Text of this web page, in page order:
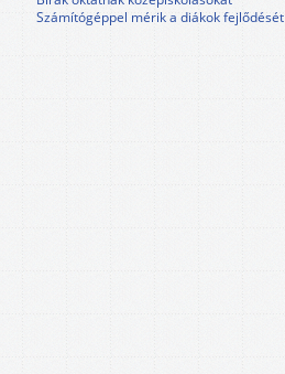
Számítógéppel mérik a diákok fejlődését